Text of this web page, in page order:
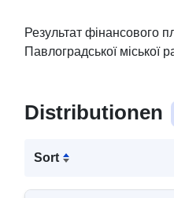
Результат фінансового
Павлоградської міської
Distributionen
Sort